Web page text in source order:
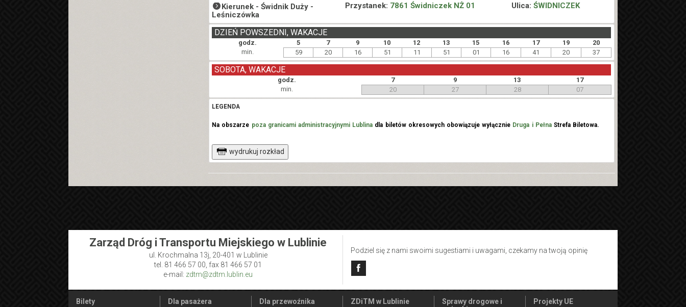
Kierunek -Świdnik Duży -
Leśniczówka
Przystanek: 7861 Świdniczek NŻ 01 Ulica: ŚWIDNICZEK
godz. 5 7 9 10 12 13 15 16 17 19 20
DZIEŃ POWSZEDNI, WAKACJE
min. 59 20 16 51 11 51 01 16 41 20 37
godz. 7 9 13 17
SOBOTA, WAKACJE
min. 20 27 28 07
LEGENDA
Na obszarze poza granicami administracyjnymi Lublina dla biletów okresowych obowiązuje wyłącznie Druga i PełnaStrefa Biletowa.
wydrukuj rozkład
Zarząd Dróg i Transportu Miejskiego w Lublinie
ul. Krochmalna 13j, 20-401 w Lublinie
tel. 81 466 57 00, fax 81 466 57 01
e-mail: zdtm@zdtm.lublin.eu
Podziel się z nami swoimi sugestiami i uwagami, czekamy na twoją opinię
Bilety Dla pasażera Dla przewoźnika ZDiTM w Lublinie
Sprawy drogowe i
Projekty UE